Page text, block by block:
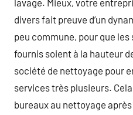
lavage. Mieux, votre
divers fait preuve d’un
peu commune, pour que
fournis soient à la hauteur
société de nettoyage pour
services très plusieurs.
bureaux au nettoyage